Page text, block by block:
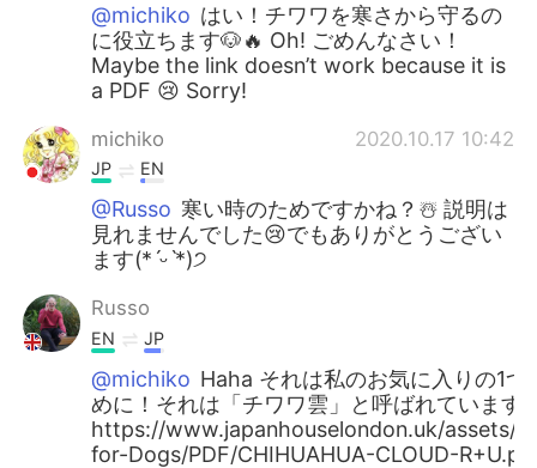
@michiko はい！チワワを寒さから守るの
に役立ちます🐶🔥 Oh! ごめんなさい！
Maybe the link doesn’t work because it is
a PDF 😢 Sorry!
michiko 2020.10.17 10:42
JP EN
@Russo 寒い時のためですかね？☃️ 説明は
見れませんでした😢でもありがとうござい
ます(*ˊᵕˋ*)੭
Russo
EN JP
@michiko Haha それは私のお気に入りの1
めに！それは「チワワ雲」と呼ばれていま
https://www.japanhouselondon.uk/assets/
for-Dogs/PDF/CHIHUAHUA-CLOUD-